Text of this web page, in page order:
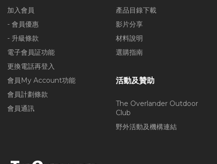
加入會員
- 會員優惠
- 升級條款
電子會員証功能
更換電話再登入
會員My Account功能
會員計劃條款
會員通訊
產品目錄下載
影片分享
材料說明
選購指南
活動及贊助
The Overlander Outdoor
Club
野外活動及機構連結